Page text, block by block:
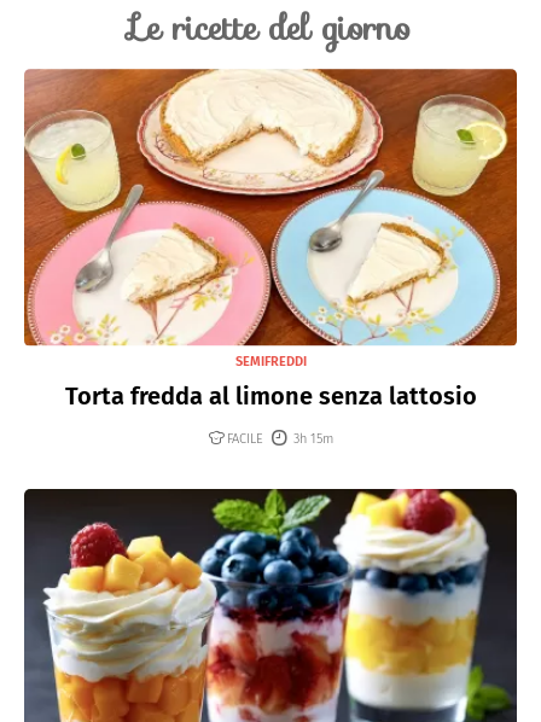
Le ricette del giorno
SEMIFREDDI
Torta fredda al limone senza lattosio
FACILE 3h 15m